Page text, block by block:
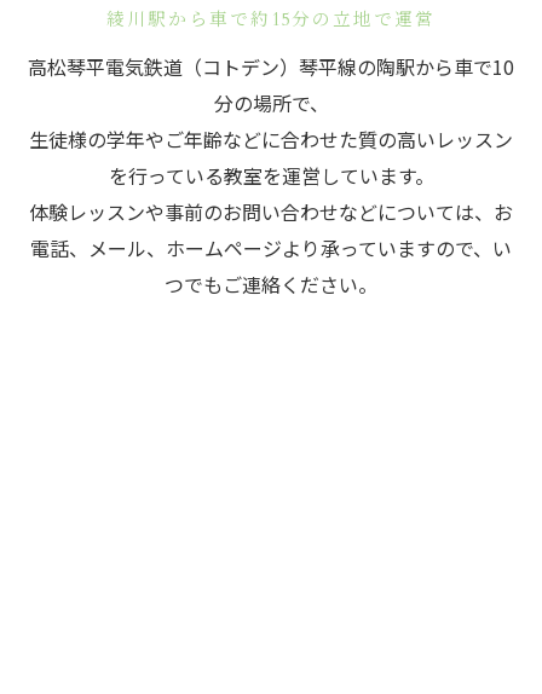
綾川駅から車で約15分の立地で運営
高松琴平電気鉄道（コトデン）琴平線の陶駅から車で10
分の場所で、
生徒様の学年やご年齢などに合わせた質の高いレッスン
を行っている教室を運営しています。
体験レッスンや事前のお問い合わせなどについては、お
電話、メール、ホームページより承っていますので、い
つでもご連絡ください。